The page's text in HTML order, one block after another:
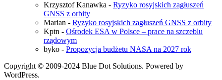
Krzysztof Kanawka - Ryzyko rosyjskich zagłuszeń
GNSS z orbity
Marian - Ryzyko rosyjskich zagłuszeń GNSS z orbity
Kptn - Ośrodek ESA w Polsce – prace na szczeblu
rządowym
byko - Propozycja budżetu NASA na 2027 rok
Copyright © 2009-2024 Blue Dot Solutions. Powered by
WordPress.